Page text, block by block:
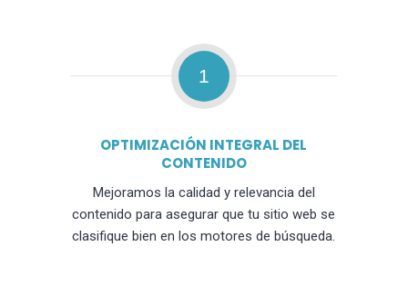
1
OPTIMIZACIÓN INTEGRAL DEL
CONTENIDO
Mejoramos la calidad y relevancia del
contenido para asegurar que tu sitio web se
clasifique bien en los motores de búsqueda.